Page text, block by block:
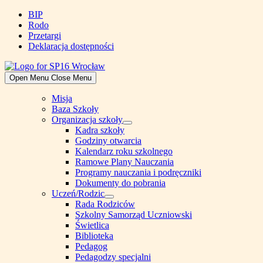
Skip
content
BIP
Rodo
Przetargi
Deklaracja dostępności
Open Menu Close Menu
Misja
Baza Szkoły
Organizacja szkoły
Show
sub
menu
Kadra szkoły
Godziny otwarcia
Kalendarz roku szkolnego
Ramowe Plany Nauczania
Programy nauczania i podręczniki
Dokumenty do pobrania
Uczeń/Rodzic
Show
sub
menu
Rada Rodziców
Szkolny Samorząd Uczniowski
Świetlica
Biblioteka
Pedagog
Pedagodzy specjalni